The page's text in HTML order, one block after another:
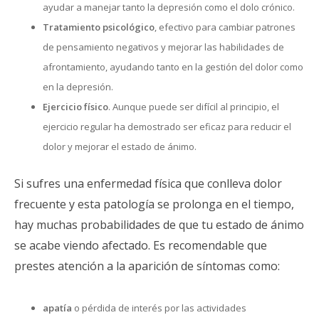
ayudar a manejar tanto la depresión como el dolo crónico.
Tratamiento psicológico, efectivo para cambiar patrones
de pensamiento negativos y mejorar las habilidades de
afrontamiento, ayudando tanto en la gestión del dolor como
en la depresión.
Ejercicio físico. Aunque puede ser difícil al principio, el
ejercicio regular ha demostrado ser eficaz para reducir el
dolor y mejorar el estado de ánimo.
Si sufres una enfermedad física que conlleva dolor
frecuente y esta patología se prolonga en el tiempo,
hay muchas probabilidades de que tu estado de ánimo
se acabe viendo afectado. Es recomendable que
prestes atención a la aparición de síntomas como:
apatía o pérdida de interés por las actividades